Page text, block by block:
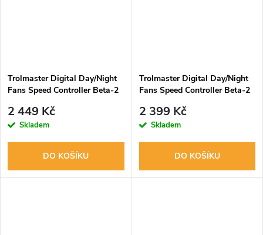
Trolmaster Digital Day/Night
Fans Speed Controller Beta-2
2 449 Kč
Skladem
DO KOŠÍKU
Trolmaster Digital Day/Night
Fans Speed Controller Beta-2
2 399 Kč
Skladem
DO KOŠÍKU